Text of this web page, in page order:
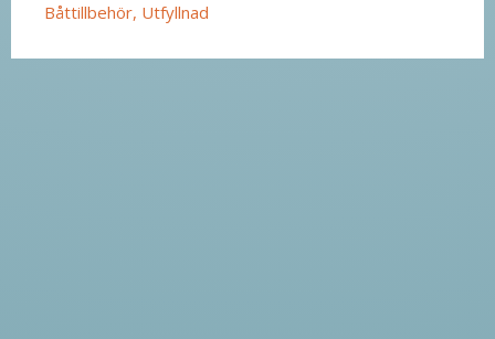
Båttillbehör, Utfyllnad